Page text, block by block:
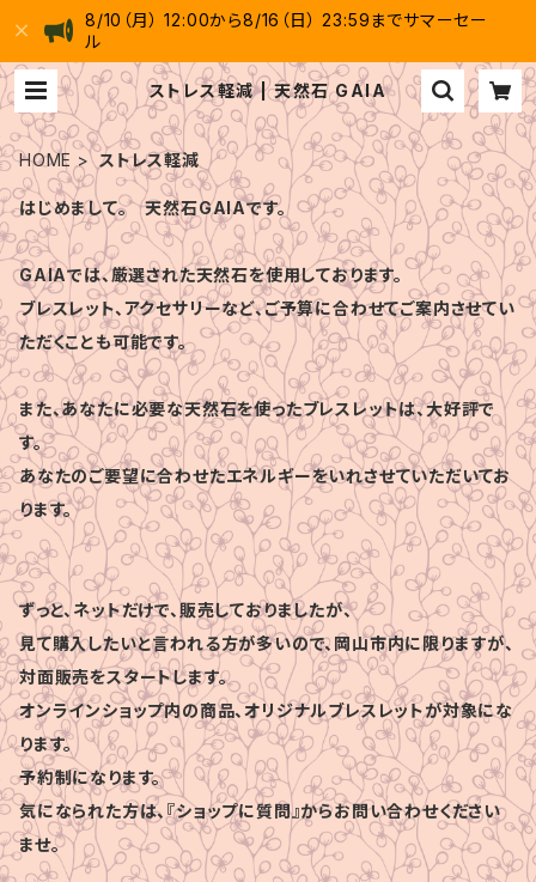
8/10（月） 12:00から8/16（日） 23:59までサマーセー
ル
ストレス軽減 | 天然石 GAIA
HOME ストレス軽減
はじめまして。 天然石GAIAです。
GAIAでは、厳選された天然石を使用しております。
ブレスレット、アクセサリーなど、ご予算に合わせてご案内させてい
ただくことも可能です。
また、あなたに必要な天然石を使ったブレスレットは、大好評で
す。
あなたのご要望に合わせたエネルギーをいれさせていただいてお
ります。
ずっと、ネットだけで、販売しておりましたが、
見て購入したいと言われる方が多いので、岡山市内に限りますが、
対面販売をスタートします。
オンラインショップ内の商品、オリジナルブレスレットが対象にな
ります。
予約制になります。
気になられた方は、『ショップに質問』からお問い合わせください
ませ。